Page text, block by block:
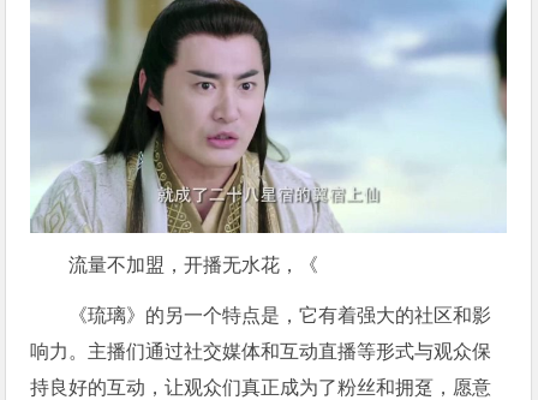
流量不加盟，开播无水花，《
《琉璃》的另一个特点是，它有着强大的社区和影
响力。主播们通过社交媒体和互动直播等形式与观众保
持良好的互动，让观众们真正成为了粉丝和拥趸，愿意